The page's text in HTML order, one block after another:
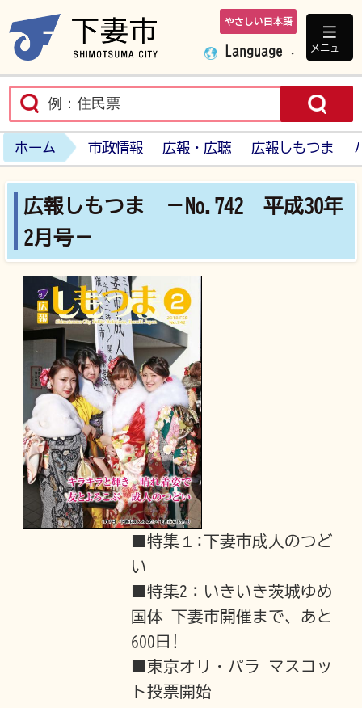
下妻市ホームペ
やさしい日本語
Language メニュー
ホーム 市政情報 広報・広聴 広報しもつま
広報しもつま －No.742 平成30年
2月号－
■特集１:下妻市成人のつど
い
■特集2：いきいき茨城ゆめ
国体 下妻市開催まで、あと
600日!
■東京オリ・パラ マスコッ
ト投票開始